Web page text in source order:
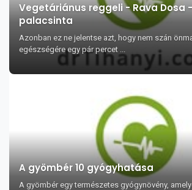
Vegetáriánus reggeli - Rava Dosa
palacsinta
Azonban ez ne jelentse azt, hogy nem szán
egészségére egy pár percet ...
A gyömbér 10 gyógyhatása
A gyömbér egy természetes gyógynövény,